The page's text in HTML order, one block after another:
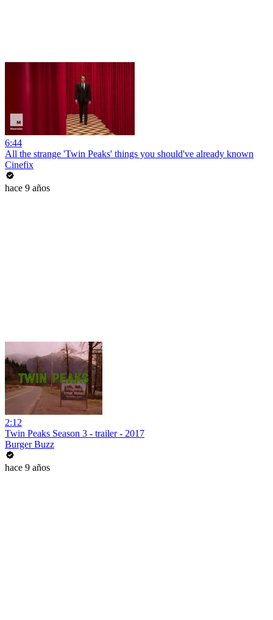
6:44
All the strange 'Twin Peaks' things you should've already known
Cinefix
hace 9 años
2:12
Twin Peaks Season 3 - trailer - 2017
Burger Buzz
hace 9 años